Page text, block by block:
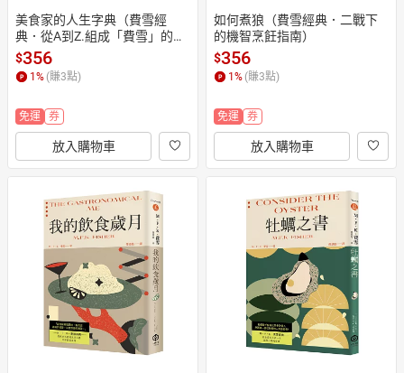
美食家的人生字典（費雪經
典．從A到Z.組成「費雪」的飲
食關鍵
$356
1% (賺3點)
免運 券
放入購物車
如何煮狼（費雪經典．二戰下
的機智烹飪指南）
$356
1% (賺3點)
免運 券
放入購物車